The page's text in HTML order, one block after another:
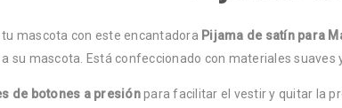
mascota con este encantadora Pijama de satín para
su mascota. Está confeccionado con materiales suaves
de botones a presiónpara facilitar el vestir y quitar la